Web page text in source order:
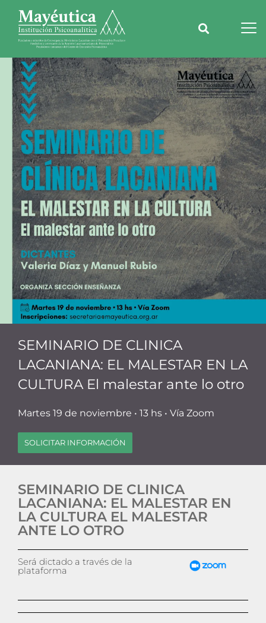
SEMINARIO DE CLINICA
LACANIANA: EL MALESTAR EN LA
CULTURA El malestar ante lo otro
Martes 19 de noviembre • 13 hs • Vía Zoom
SOLICITAR INFORMACIÓN
SEMINARIO DE CLINICA
LACANIANA: EL MALESTAR EN
LA CULTURA EL MALESTAR
ANTE LO OTRO
Será dictado a través de la
plataforma